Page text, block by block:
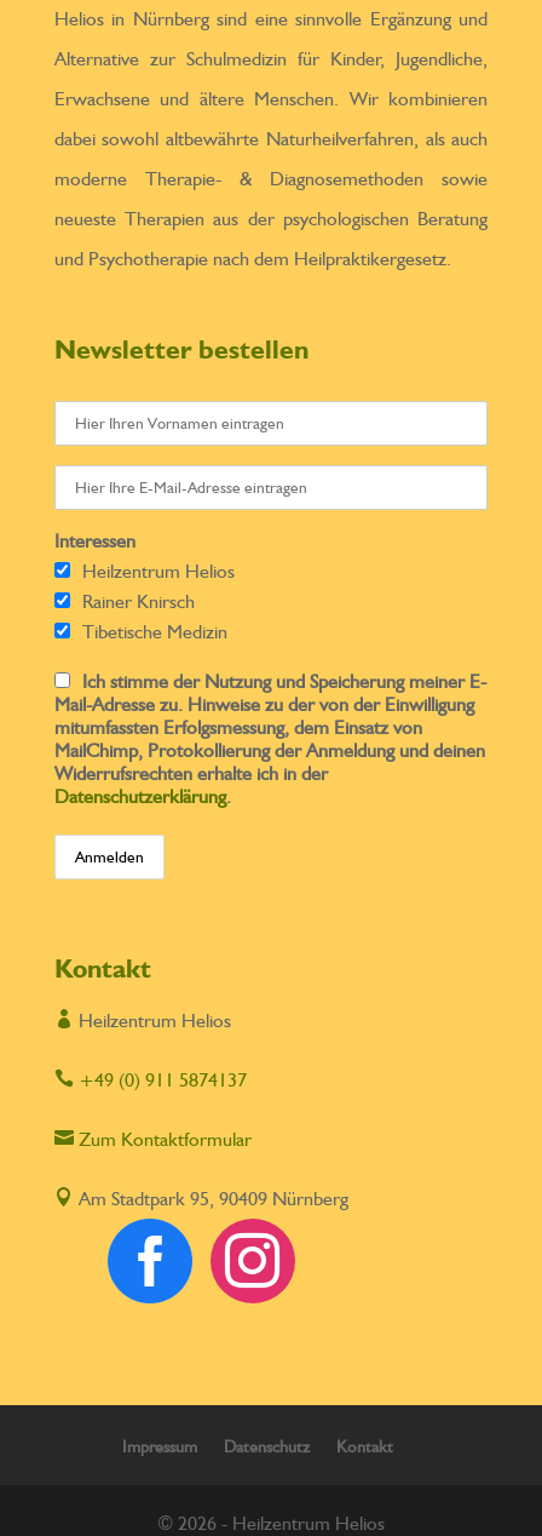
Helios in Nürnberg sind eine sinnvolle Ergänzung und
Alternative zur Schulmedizin für Kinder, Jugendliche,
Erwachsene und ältere Menschen. Wir kombinieren
dabei sowohl altbewährte Naturheilverfahren, als auch
moderne Therapie- & Diagnosemethoden sowie
neueste Therapien aus der psychologischen Beratung
und Psychotherapie nach dem Heilpraktikergesetz.
Newsletter bestellen
Interessen
Heilzentrum Helios
Rainer Knirsch
Tibetische Medizin
Ich stimme der Nutzung und Speicherung meiner E-
Mail-Adresse zu. Hinweise zu der von der Einwilligung
mitumfassten Erfolgsmessung, dem Einsatz von
MailChimp, Protokollierung der Anmeldung und deinen
Widerrufsrechten erhalte ich in der
Datenschutzerklärung.
Kontakt
 Heilzentrum Helios
+49 (0) 911 5874137
Zum Kontaktformular
 Am Stadtpark 95, 90409 Nürnberg
 
Impressum Datenschutz Kontakt
© 2026 - Heilzentrum Helios